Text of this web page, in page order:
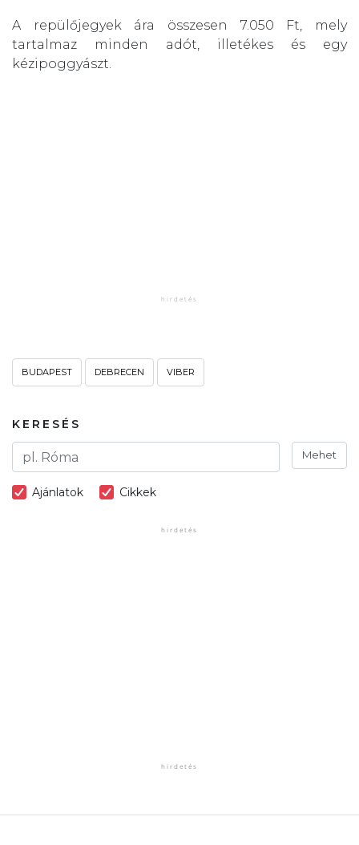
A repülőjegyek ára összesen 7.050 Ft, mely
tartalmaz minden adót, illetékes és egy
kézipoggyászt.
BUDAPEST DEBRECEN VIBER
KERESÉS
Mehet
Ajánlatok Cikkek